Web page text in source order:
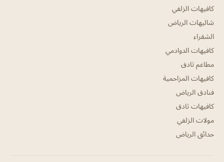
كافيهات الزلفي
شاليهات الرياض
الشقراء
كافيهات الدوادمي
مطاعم ثادق
كافيهات المزاحمية
فنادق الرياض
كافيهات ثادق
مولات الزلفي
حدائق الرياض